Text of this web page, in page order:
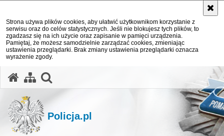
Strona używa plików cookies, aby ułatwić użytkownikom korzystanie z
serwisu oraz do celów statystycznych. Jeśli nie blokujesz tych plików, to
zgadzasz się na ich użycie oraz zapisanie w pamięci urządzenia.
Pamiętaj, że możesz samodzielnie zarządzać cookies, zmieniając
ustawienia przeglądarki. Brak zmiany ustawienia przeglądarki oznacza
wyrażenie zgody.
Policja.pl